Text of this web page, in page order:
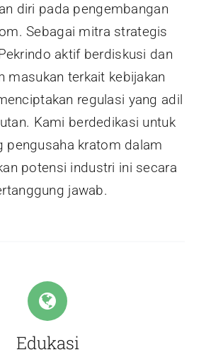
diri pada pengembangan
Sebagai mitra strategis
aktif berdiskusi dan
masukan terkait kebijakan
regulasi yang adil
Kami berdedikasi untuk
pengusaha kratom dalam
potensi industri ini secara
jawab.
Edukasi